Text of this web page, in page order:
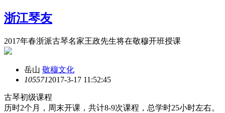
浙江琴友
2017年春浙派古琴名家王政先生将在敬穆开班授课
岳山 敬穆文化
1055712017-3-17 11:52:45
古琴初级课程
历时2个月，周末开课，共计8-9次课程，总学时25小时左右。